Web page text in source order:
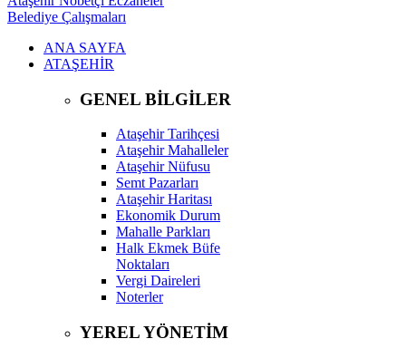
Belediye Çalışmaları
ANA SAYFA
ATAŞEHİR
GENEL BİLGİLER
Ataşehir Tarihçesi
Ataşehir Mahalleler
Ataşehir Nüfusu
Semt Pazarları
Ataşehir Haritası
Ekonomik Durum
Mahalle Parkları
Halk Ekmek Büfe
Noktaları
Vergi Daireleri
Noterler
YEREL YÖNETİM